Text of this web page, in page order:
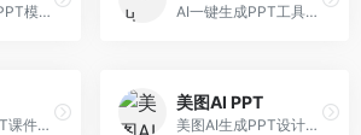
稿定设计旗下PPT模板资源库，整合AI生成功能。面向设计师和职场人士，提供海量PPT模板、AI内容生成等服务，模板质量高。 AI一键生成PPT工具，专注于快速演示文稿制作。面向职场人士，支持主题输入、内容生成、模板套用等功能，PPT生成速度快，适合紧急制作场景。
AI免费生成PPT课件平台，专注于教育场景。面向教师和教育工作者，提供课件生成、教学设计、模板选择等服务，教育适配性强。
美图AI PPT
美图AI生成PPT设计工具，整合图像处理能力。面向设计师和职场人士，提供PPT生成、图片美化、设计优化等服务，视觉设计美观。